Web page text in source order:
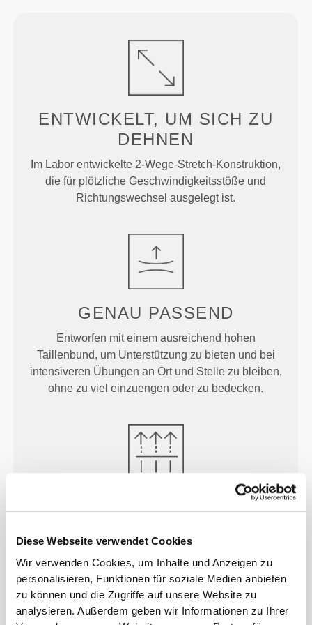
Diese Webseite verwendet Cookies
Wir verwenden Cookies, um Inhalte und Anzeigen zu
personalisieren, Funktionen für soziale Medien anbieten
zu können und die Zugriffe auf unsere Website zu
analysieren. Außerdem geben wir Informationen zu Ihrer
ENTWICKELT, UM SICH ZU
DEHNEN
Im Labor entwickelte 2-Wege-Stretch-Konstruktion,
die für plötzliche Geschwindigkeitsstöße und
Richtungswechsel ausgelegt ist.
GENAU PASSEND
Entworfen mit einem ausreichend hohen
Taillenbund, um Unterstützung zu bieten und bei
intensiveren Übungen an Ort und Stelle zu bleiben,
ohne zu viel einzuengen oder zu bedecken.
DAS AUGE
Unsere Kleidungsstücke werden aus einem schnell
trocknenden Stoff hergestellt, damit du während
deines Trainings oder Laufens leichter, frischer und
bequemer bleibst.